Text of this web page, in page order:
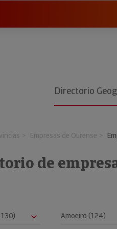
Directorio
Empresas de Ourense
de